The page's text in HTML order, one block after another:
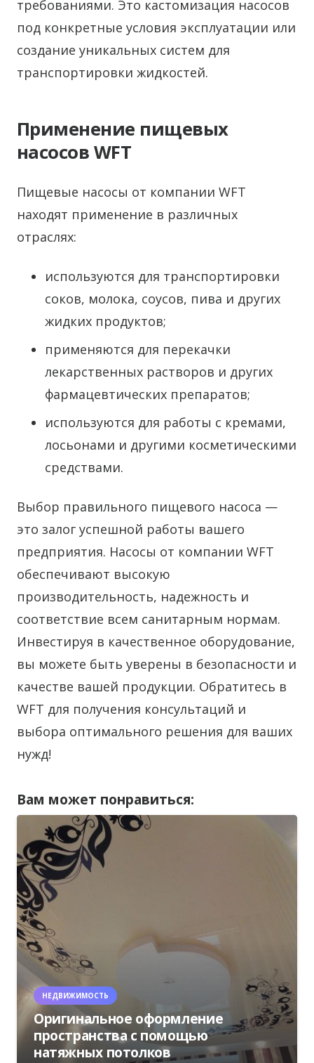
требованиями. Это кастомизация насосов
под конкретные условия эксплуатации или
создание уникальных систем для
транспортировки жидкостей.
Применение пищевых
насосов WFT
Пищевые насосы от компании WFT
находят применение в различных
отраслях:
используются для транспортировки
соков, молока, соусов, пива и других
жидких продуктов;
применяются для перекачки
лекарственных растворов и других
фармацевтических препаратов;
используются для работы с кремами,
лосьонами и другими косметическими
средствами.
Выбор правильного пищевого насоса —
это залог успешной работы вашего
предприятия. Насосы от компании WFT
обеспечивают высокую
производительность, надежность и
соответствие всем санитарным нормам.
Инвестируя в качественное оборудование,
вы можете быть уверены в безопасности и
качестве вашей продукции. Обратитесь в
WFT для получения консультаций и
выбора оптимального решения для ваших
нужд!
Вам может понравиться:
НЕДВИЖИМОСТЬ
Оригинальное оформление
пространства с помощью
натяжных потолков